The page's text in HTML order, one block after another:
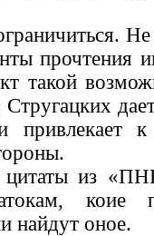
Не
прочтения
такой
Стругацких
из
коие
найдут оное.